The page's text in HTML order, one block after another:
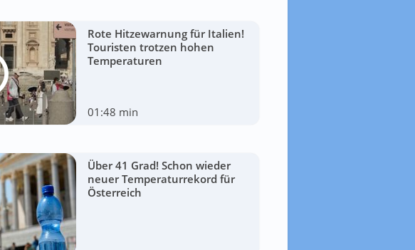
Rote Hitzewarnung für Italien!
Touristen trotzen hohen
Temperaturen
01:48 min
Über 41 Grad! Schon wieder
neuer Temperaturrekord für
Österreich